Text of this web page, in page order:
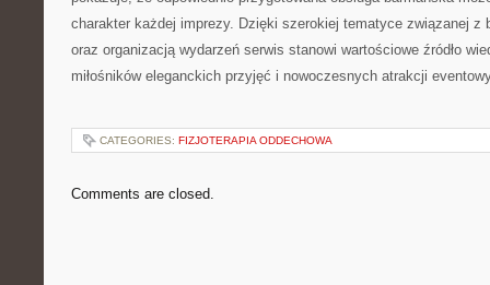
charakter każdej imprezy. Dzięki szerokiej tematyce związanej z
oraz organizacją wydarzeń serwis stanowi wartościowe źródło
miłośników eleganckich przyjęć i nowoczesnych atrakcji
CATEGORIES: FIZJOTERAPIA ODDECHOWA
Comments are closed.